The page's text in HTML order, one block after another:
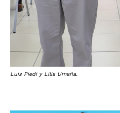
Luis Piedi y Lilia Umaña.